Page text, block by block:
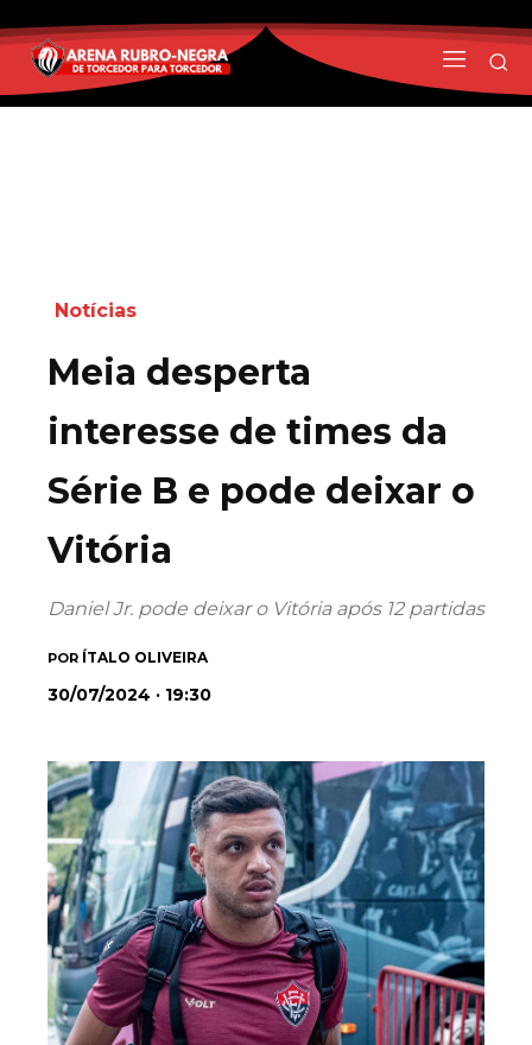
Notícias
Meia desperta
interesse de times da
Série B e pode deixar o
Vitória
Daniel Jr. pode deixar o Vitória após 12 partidas
POR ÍTALO OLIVEIRA
30/07/2024 · 19:30